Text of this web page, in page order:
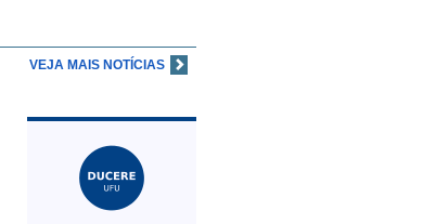
VEJA MAIS NOTÍCIAS